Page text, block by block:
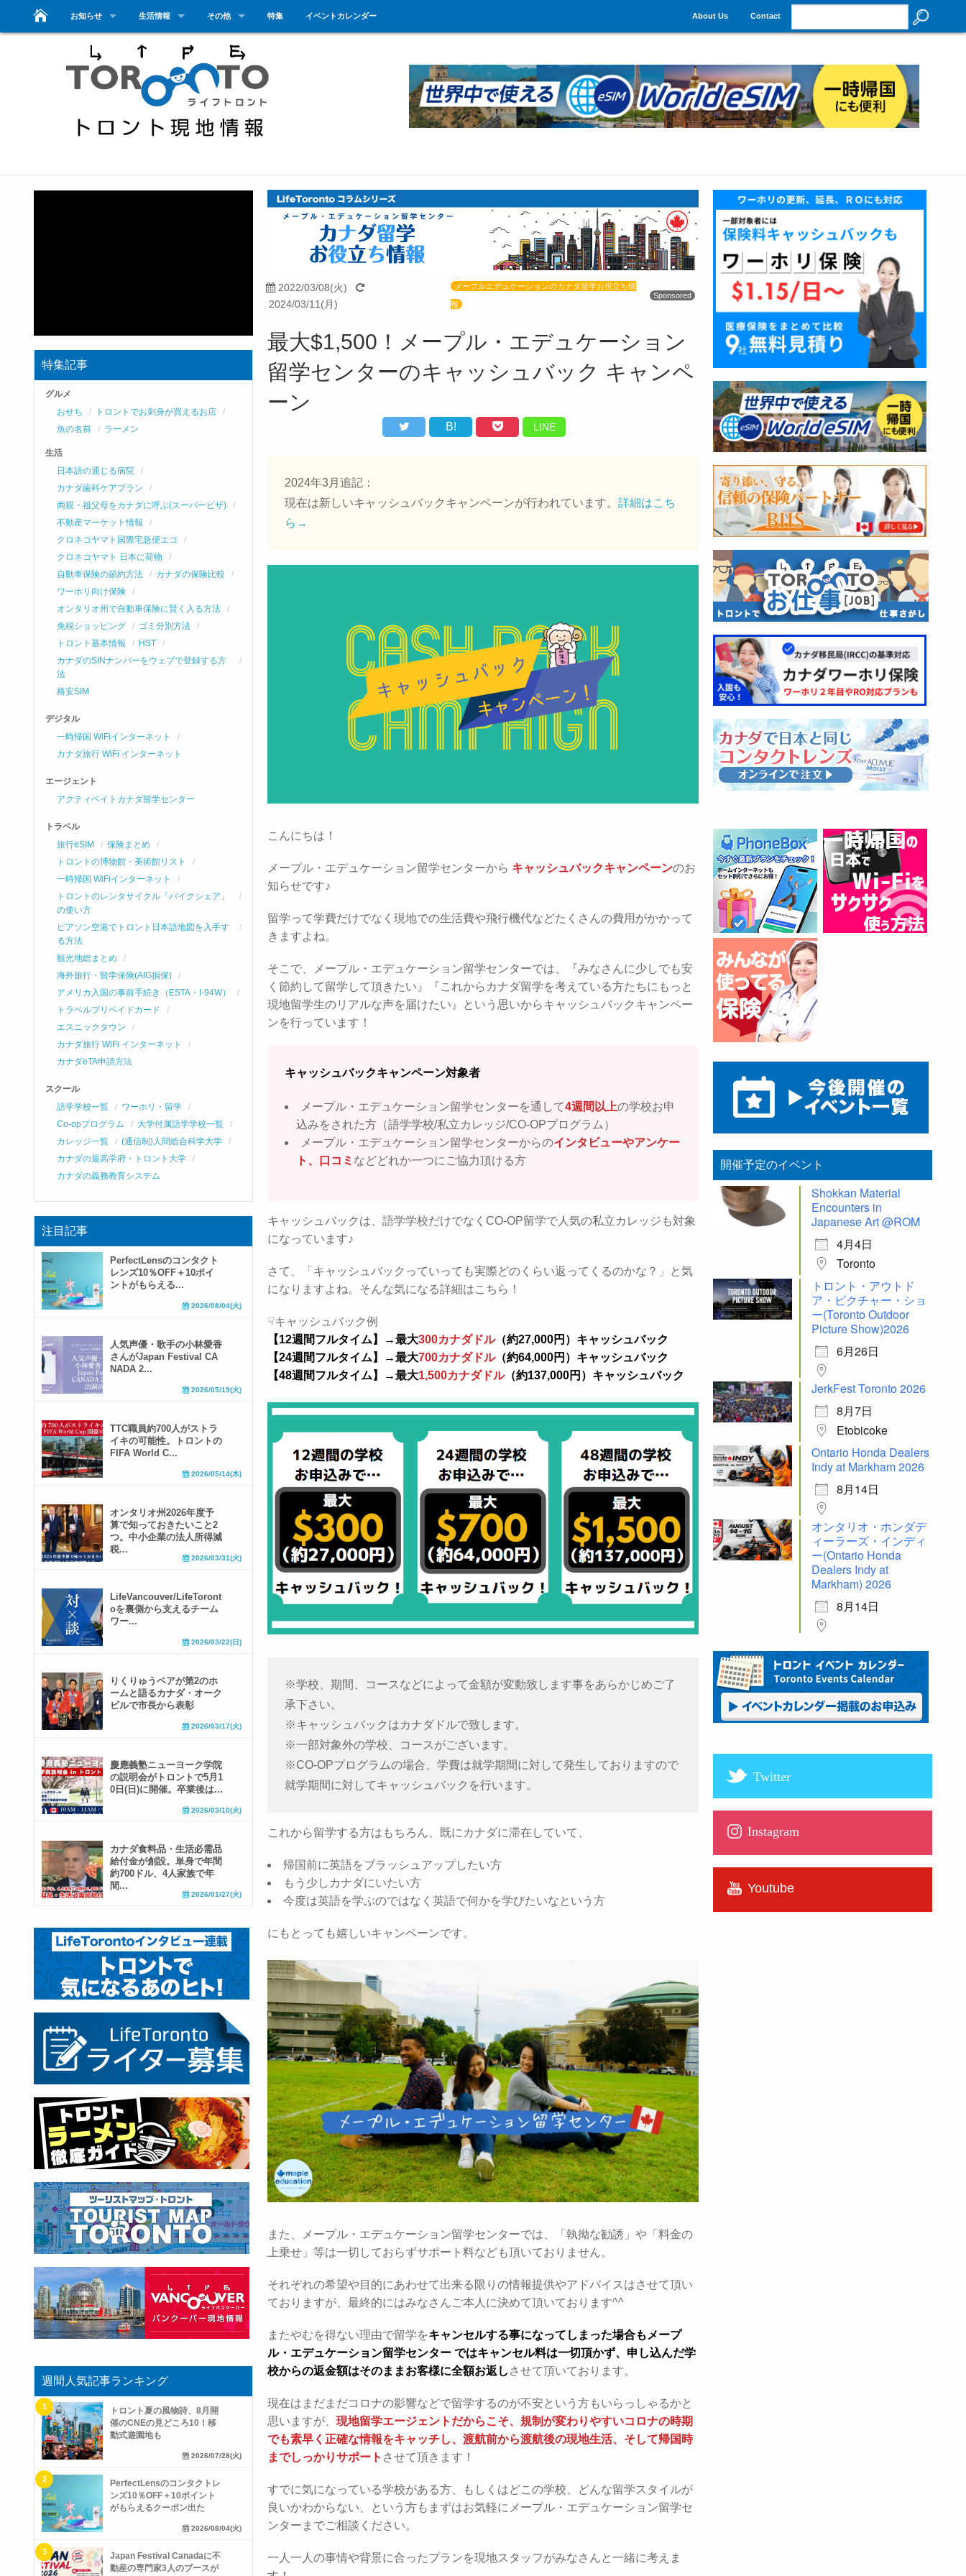
お知らせ 生活情報 その他 特集 イベントカレンダー About Us Contact
2022/03/08(火)
2024/03/11(月)
メープルエデュケーションのカナダ留学お役立ち情
報
Sponsored
最大$1,500！メープル・エデュケーション
留学センターのキャッシュバック キャンペ
ーン
B! LINE
2024年3月追記：
現在は新しいキャッシュバックキャンペーンが行われています。 詳細はこち
ら→
こんにちは！
メープル・エデュケーション留学センターから キャッシュバックキャンペーンのお
知らせです♪
留学って学費だけでなく現地での生活費や飛行機代などたくさんの費用がかかって
きますよね。
そこで、メープル・エデュケーション留学センターでは、『みなさんに少しでも安
く節約して留学して頂きたい』『これからカナダ留学を考えている方たちにもっと
現地留学生のリアルな声を届けたい』という思いからキャッシュバックキャンペー
ンを行っています！
キャッシュバックキャンペーン対象者
メープル・エデュケーション留学センターを通して4週間以上の学校お申
込みをされた方（語学学校/私立カレッジ/CO-OPプログラム）
メープル・エデュケーション留学センターからのインタビューやアンケー
ト、口コミ などどれか一つにご協力頂ける方
キャッシュバックは、語学学校だけでなくCO-OP留学で人気の私立カレッジも対象
になっています♪
さて、「キャッシュバックっていっても実際どのくらい返ってくるのかな？」と気
になりますよね。そんな気になる詳細はこちら！
☟キャッシュバック例
【12週間フルタイム】→最大300カナダドル（約27,000円）キャッシュバック
【24週間フルタイム】→最大700カナダドル（約64,000円）キャッシュバック
【48週間フルタイム】→最大1,500カナダドル（約137,000円）キャッシュバック
※学校、期間、コースなどによって金額が変動致します事をあらかじめご了
承下さい。
※キャッシュバックはカナダドルで致します。
※一部対象外の学校、コースがございます。
※CO-OPプログラムの場合、学費は就学期間に対して発生しておりますので
就学期間に対してキャッシュバックを行います。
これから留学する方はもちろん、既にカナダに滞在していて、
帰国前に英語をブラッシュアップしたい方
もう少しカナダにいたい方
今度は英語を学ぶのではなく英語で何かを学びたいなという方
にもとっても嬉しいキャンペーンです。
また、メープル・エデュケーション留学センターでは、「執拗な勧誘」や「料金の
上乗せ」等は一切しておらずサポート料なども頂いておりません。
それぞれの希望や目的にあわせて出来る限りの情報提供やアドバイスはさせて頂い
ておりますが、最終的にはみなさんご本人に決めて頂いております^^
またやむを得ない理由で留学をキャンセルする事になってしまった場合もメープ
ル・エデュケーション留学センター ではキャンセル料は一切頂かず、申し込んだ学
校からの返金額はそのままお客様に全額お返し させて頂いております。
現在はまだまだコロナの影響などで留学するのが不安という方もいらっしゃるかと
思いますが、 現地留学エージェントだからこそ、規制が変わりやすいコロナの時期
でも素早く正確な情報をキャッチし、渡航前から渡航後の現地生活、そして帰国時
までしっかりサポート させて頂きます！
すでに気になっている学校がある方、もしくはどこの学校、どんな留学スタイルが
良いかわからない、という方もまずはお気軽にメープル・エデュケーション留学セ
ンターまでご相談ください。
一人一人の事情や背景に合ったプランを現地スタッフがみなさんと一緒に考えま
特集記事
グルメ
おせち
トロントでお刺身が買えるお店
魚の名前
ラーメン
生活
日本語の通じる病院
カナダ歯科ケアプラン
両親・祖父母をカナダに呼ぶ(スーパービザ)
不動産マーケット情報
クロネコヤマト国際宅急便エコ
クロネコヤマト 日本に荷物
自動車保険の節約方法
カナダの保険比較
ワーホリ向け保険
オンタリオ州で自動車保険に賢く入る方法
免税ショッピング
ゴミ分別方法
トロント基本情報
HST
カナダのSINナンバーをウェブで登録する方
法
格安SIM
デジタル
一時帰国 WiFiインターネット
カナダ旅行 WiFi インターネット
エージェント
アクティベイトカナダ留学センター
トラベル
旅行eSIM
保険まとめ
トロントの博物館・美術館リスト
一時帰国 WiFiインターネット
トロントのレンタサイクル「バイクシェア」
の使い方
ピアソン空港でトロント日本語地図を入手す
る方法
観光地総まとめ
海外旅行・留学保険(AIG損保)
アメリカ入国の事前手続き（ESTA・I-94W）
トラベルプリペイドカード
エスニックタウン
カナダ旅行 WiFi インターネット
カナダeTA申請方法
スクール
語学学校一覧
ワーホリ・留学
Co-opプログラム
大学付属語学学校一覧
カレッジ一覧
(通信制)人間総合科学大学
カナダの最高学府・トロント大学
カナダの義務教育システム
注目記事
PerfectLensのコンタクト
レンズ10％OFF＋10ポイ
ントがもらえる...
2026/08/04(火)
人気声優・歌手の小林愛香
さんがJapan Festival CA
NADA 2...
2026/05/19(火)
TTC職員約700人がストラ
イキの可能性。トロントの
FIFA World C...
2026/05/14(木)
オンタリオ州2026年度予
算で知っておきたいこと2
つ。中小企業の法人所得減
税...
2026/03/31(火)
LifeVancouver/LifeToront
oを裏側から支えるチーム
ワー...
2026/03/22(日)
りくりゅうペアが第2のホ
ームと語るカナダ・オーク
ビルで市長から表彰
2026/03/17(火)
慶應義塾ニューヨーク学院
の説明会がトロントで5月1
0日(日)に開催。卒業後は...
2026/03/10(火)
カナダ食料品・生活必需品
給付金が創設。単身で年間
約700ドル、4人家族で年
間...
2026/01/27(火)
週間人気記事ランキング
トロント夏の風物詩、8月開
催のCNEの見どころ10！移
動式遊園地も
2026/07/28(火)
PerfectLensのコンタクトレ
ンズ10％OFF＋10ポイント
がもらえるクーポン出た
2026/08/04(火)
Japan Festival Canadaに不
動産の専門家3人のブースが
開催予定のイベント
Shokkan Material
Encounters in
Japanese Art @ROM
4月4日
Toronto
トロント・アウトド
ア・ピクチャー・ショ
ー(Toronto Outdoor
Picture Show)2026
6月26日
JerkFest Toronto 2026
8月7日
Etobicoke
Ontario Honda Dealers
Indy at Markham 2026
8月14日
オンタリオ・ホンダデ
ィーラーズ・インディ
ー(Ontario Honda
Dealers Indy at
Markham) 2026
8月14日
Twitter
Instagram
Youtube